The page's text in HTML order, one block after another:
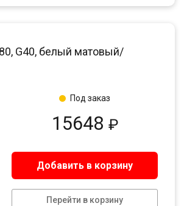
G40, белый матовый/
15648 ₽
Добавить в корзину
Перейти в корзину
Под заказ